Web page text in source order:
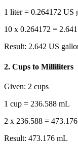
1 liter = 0.264172 US
10 x 0.264172 =
Result: 2.642 US
2. Cups to Milliliters
Given: 2 cups
1 cup = 236.588 mL
2 x 236.588 =
Result: 473.176 mL